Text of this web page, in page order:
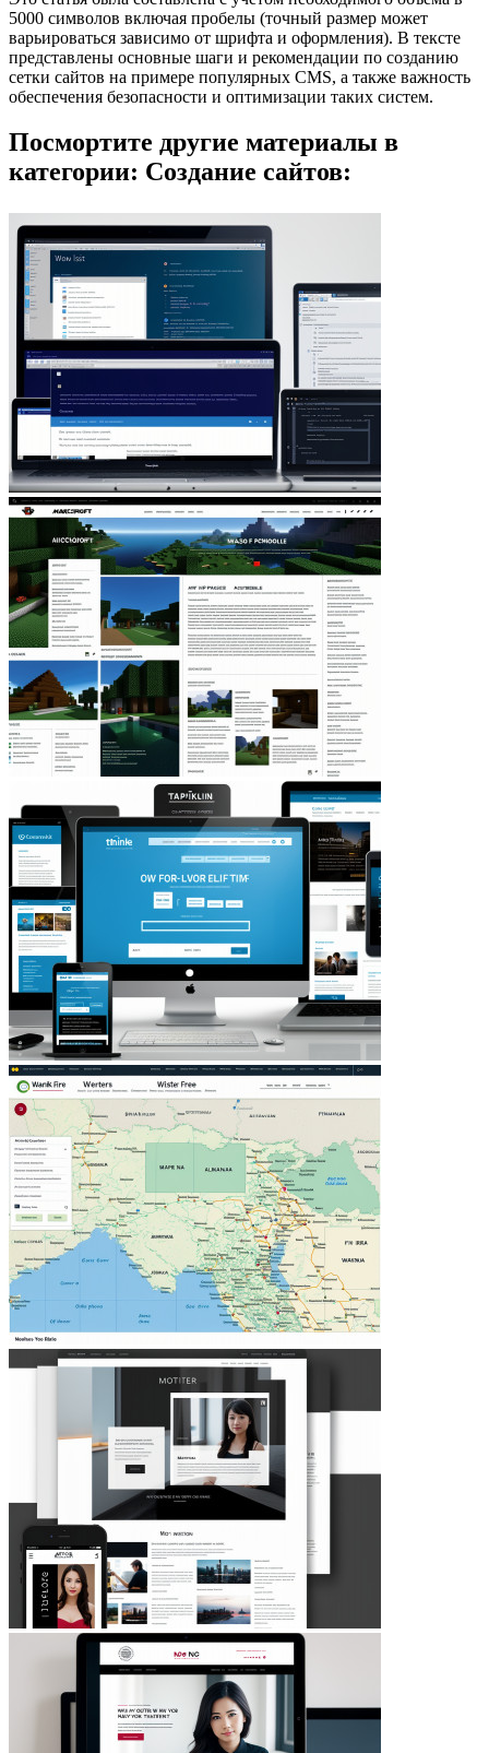
5000 символов включая пробелы (точный размер может
варьироваться зависимо от шрифта и оформления). В тексте
представлены основные шаги и рекомендации по созданию
сетки сайтов на примере популярных CMS, а также важность
обеспечения безопасности и оптимизации таких систем.
Посмортите другие материалы в
категории: Создание сайтов: